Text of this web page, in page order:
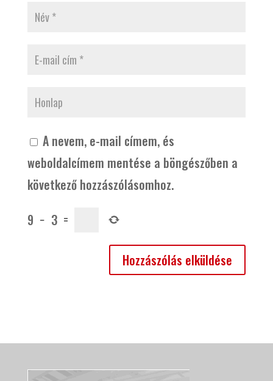
A nevem, e-mail címem, és
weboldalcímem mentése a böngészőben a
következő hozzászólásomhoz.
9 − 3 =